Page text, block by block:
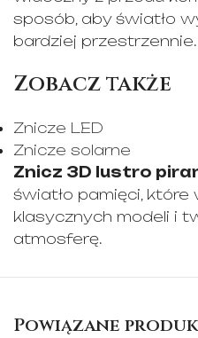
sposób, aby światło
bardziej przestrzennie.
Zobacz także
Znicze LED
Znicze solarne
Znicz 3D lustro
światło pamięci, które
klasycznych modeli i
atmosferę.
Powiązane